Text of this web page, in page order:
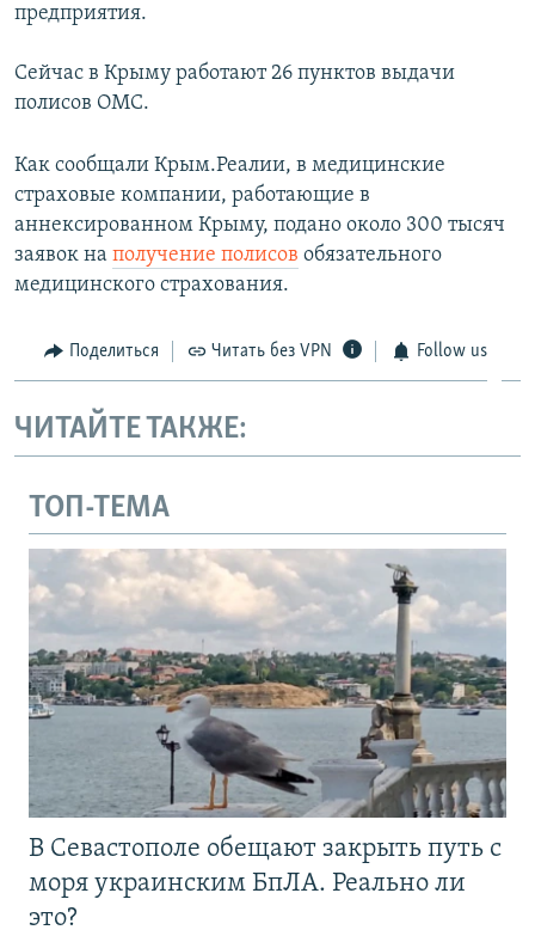
Все сайты RFE/RL
предприятия.
Сейчас в Крыму работают 26 пунктов выдачи
полисов ОМС.
Как сообщали Крым.Реалии, в медицинские
страховые компании, работающие в
аннексированном Крыму, подано около 300 тысяч
заявок на получение полисов обязательного
медицинского страхования.
Поделиться Читать без VPN Follow us
ЧИТАЙТЕ ТАКЖЕ:
ТОП-ТЕМА
В Севастополе обещают закрыть путь с
моря украинским БпЛА. Реально ли
это?